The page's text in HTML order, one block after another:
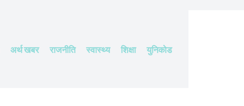
अर्थ खबर राजनीति स्वास्थ्य शिक्षा युनिकोड